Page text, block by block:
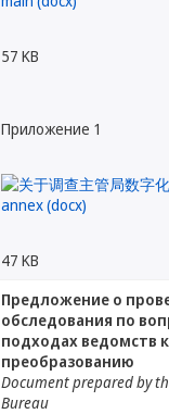
57 KB
Приложение 1
47 KB
Предложение о
обследования по
подходах ведомств
преобразованию
Document prepared by
Bureau